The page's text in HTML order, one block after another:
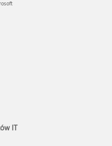
IT